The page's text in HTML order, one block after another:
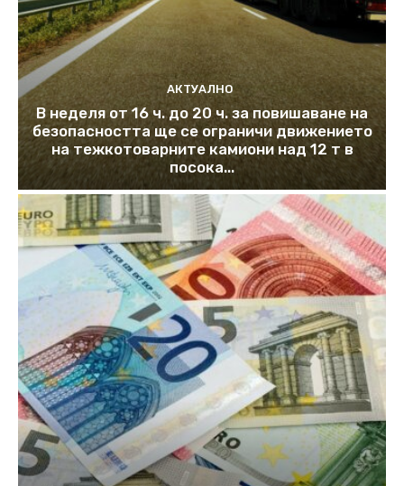
АКТУАЛНО
В неделя от 16 ч. до 20 ч. за повишаване на
безопасността ще се ограничи движението
на тежкотоварните камиони над 12 т в
посока...